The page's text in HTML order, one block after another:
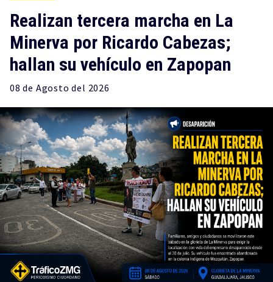
Realizan tercera marcha en La
Minerva por Ricardo Cabezas;
hallan su vehículo en Zapopan
08 de Agosto del 2026